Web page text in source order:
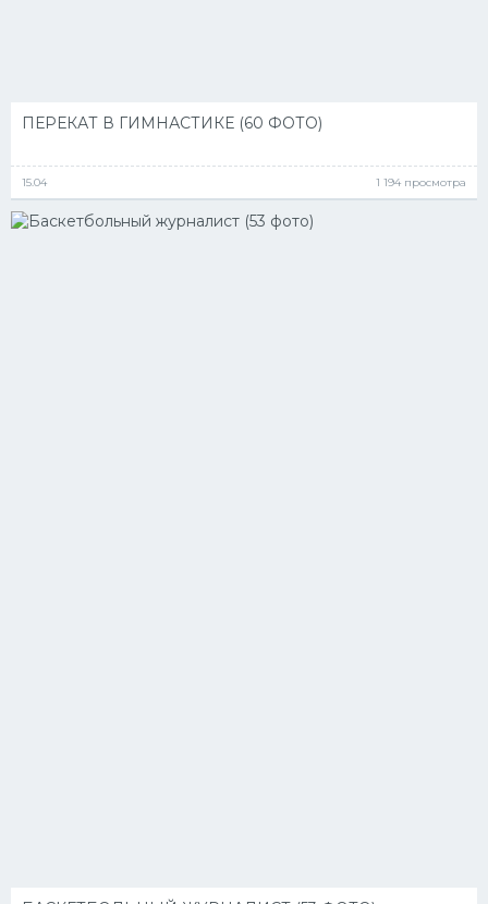
ПЕРЕКАТ В ГИМНАСТИКЕ (60 ФОТО)
15.04 1 194 просмотра